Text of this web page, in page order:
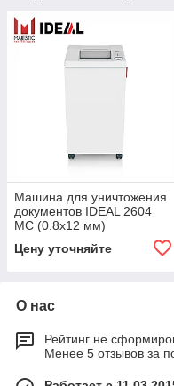
Машина для уничтожения
документов IDEAL 2604
MC (0.8x12 мм)
Цену уточняйте
О нас
Рейтинг не
Менее 5 отзывов за